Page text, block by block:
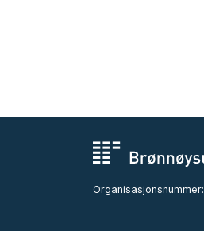
Organisasjonsnummer: